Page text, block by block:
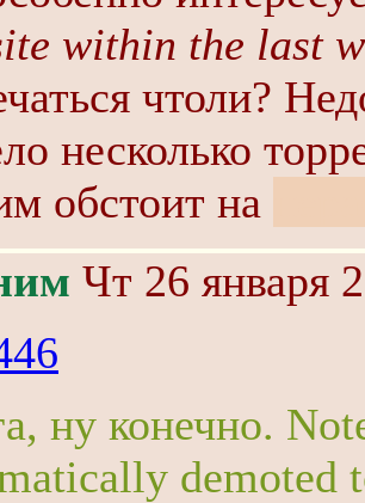
within the last
чтоли?
несколько
обстоит на
Чт 26 января
ну конечно.
demoted